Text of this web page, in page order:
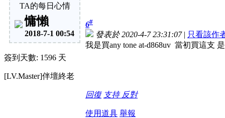
TA的每日心情
慵懶
2018-7-1 00:54
簽到天數: 1596 天
[LV.Master]伴壇終老
6#
發表於 2020-4-7 23:31:07 | 只看該作
我是買any tone at-d868uv 當初買這支
回復 支持 反對
使用道具 舉報